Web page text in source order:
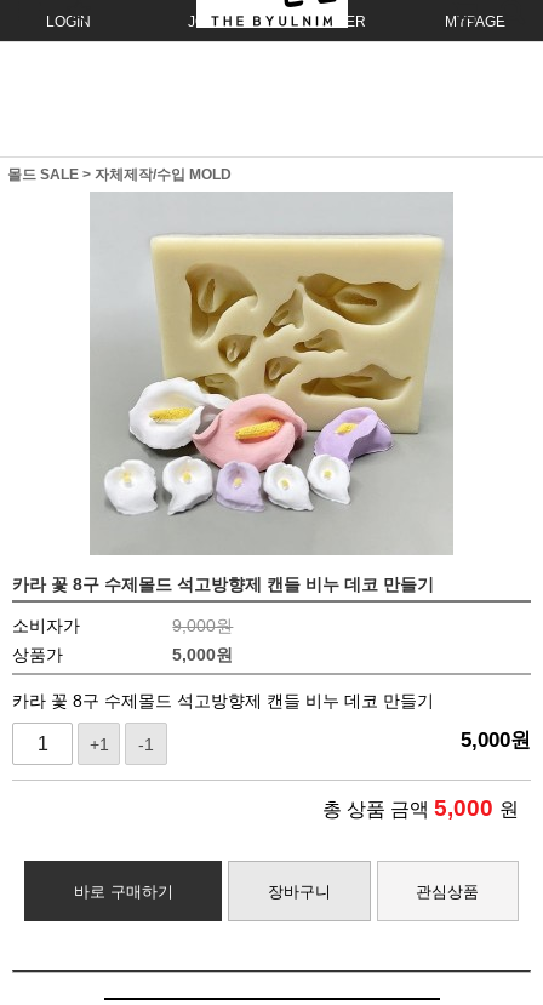
LOGIN JOIN ORDER MYPAGE
몰드 SALE > 자체제작/수입 MOLD
카라 꽃 8구 수제몰드 석고방향제 캔들 비누 데코 만들기
소비자가
9,000원
상품가
5,000원
카라 꽃 8구 수제몰드 석고방향제 캔들 비누 데코 만들기
+1 -1 5,000원
총 상품 금액 5,000 원
바로 구매하기 장바구니 관심상품